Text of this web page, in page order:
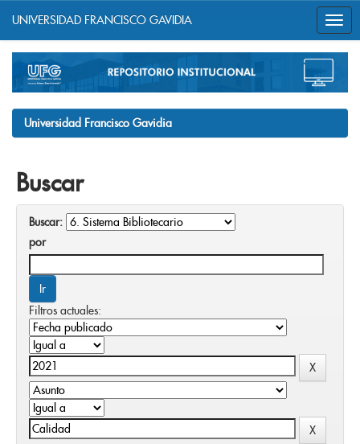
navigation
UNIVERSIDAD FRANCISCO GAVIDIA
Universidad Francisco Gavidia
Buscar
Buscar:
por
Filtros actuales: